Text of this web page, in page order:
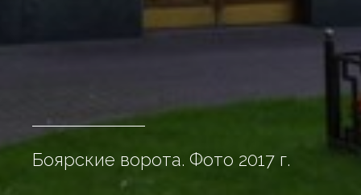
Боярские ворота. Фото 2017 г.